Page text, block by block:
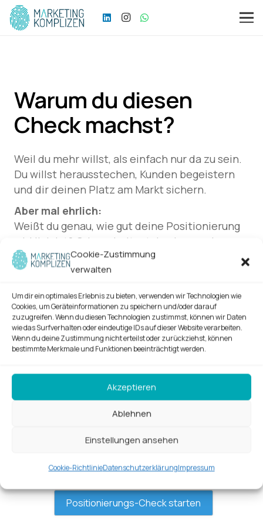
Cookie-Zustimmung
verwalten
Um dir ein optimales Erlebnis zu bieten, verwenden wir Technologien wie
Cookies, um Geräteinformationen zu speichern und/oder darauf
zuzugreifen. Wenn du diesen Technologien zustimmst, können wir Daten
wie das Surfverhalten oder eindeutige IDs auf dieser Website verarbeiten.
Wenn du deine Zustimmung nicht erteilst oder zurückziehst, können
bestimmte Merkmale und Funktionen beeinträchtigt werden.
Akzeptieren
Ablehnen
Einstellungen ansehen
Cookie-RichtlinieDatenschutzerklärungImpressum
Warum du diesen
Check machst?
Weil du mehr willst, als einfach nur da zu sein.
Du willst herausstechen, Kunden begeistern
und dir deinen Platz am Markt sichern.
Aber mal ehrlich:
Weißt du genau, wie gut deine Positionierung
wirklich ist? Oder arbeitest du eher nach
Bauchgefühl und spielst Marketing-Bingo?
Diese Checkliste ist wie dein Blick in den
Business-Spiegel. Sie zeigt dir, wo du schon
glänzt, wo du nachbessern kannst und ob
deine Strategie wirklich sitzt.
Du willst Klarheit?
anzusetzen. Und falls du merkst, dass dir noch
das gewisse Etwas fehlt – hey, dafür gibt’s
schärfen, dass sie sitzt wie ein Maßanzug.
Positionierungs-Check starten